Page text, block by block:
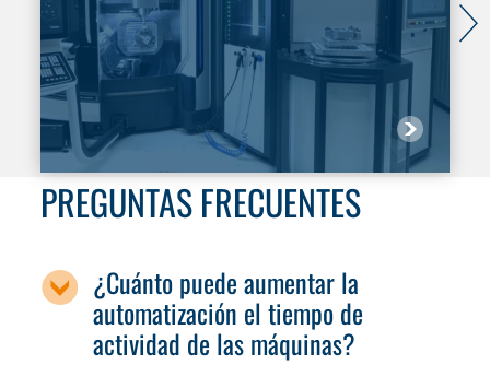
PREGUNTAS FRECUENTES
¿Cuánto puede aumentar la
automatización el tiempo de
actividad de las máquinas?